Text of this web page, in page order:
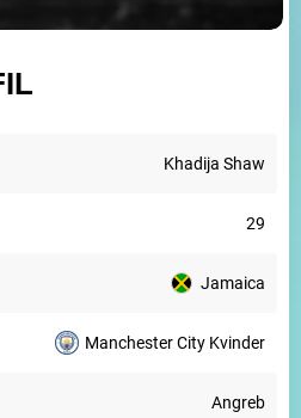
Khadija Shaw
29
Jamaica
Manchester City Kvinder
Angreb